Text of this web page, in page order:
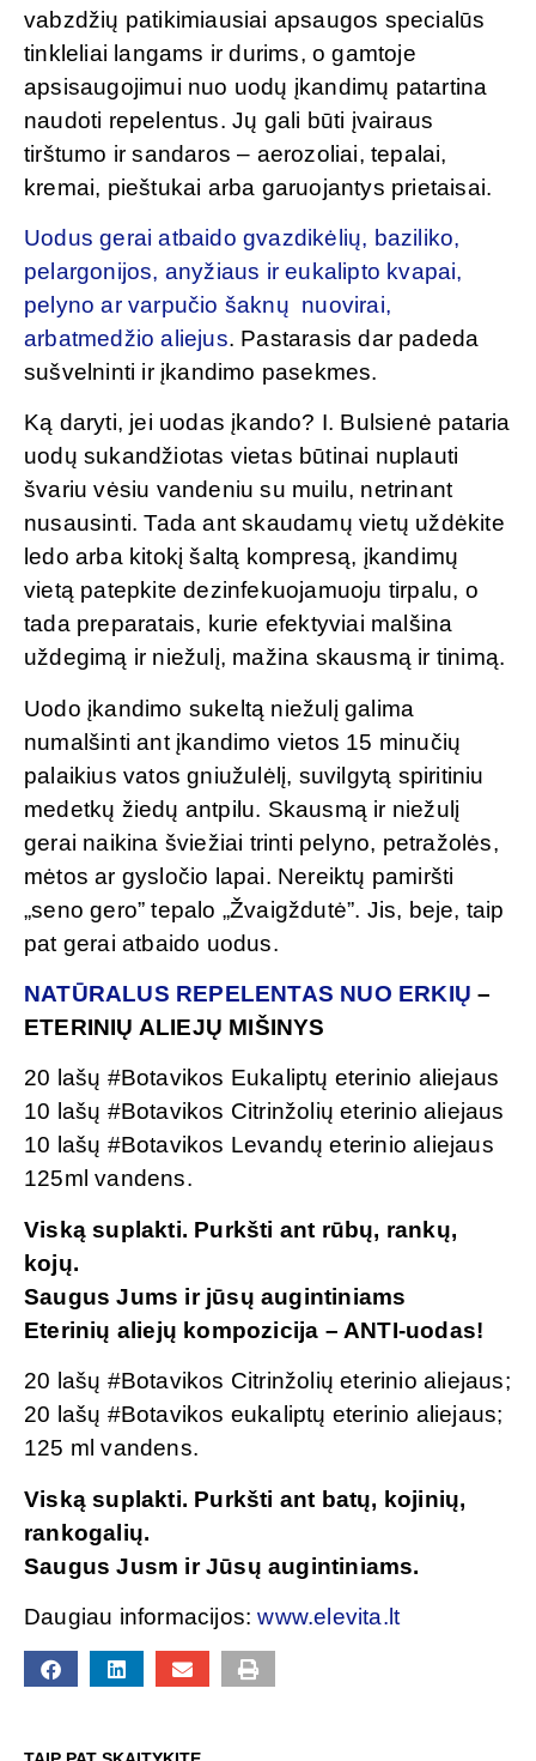
vabzdžių patikimiausiai apsaugos specialūs
tinkleliai langams ir durims, o gamtoje
apsisaugojimui nuo uodų įkandimų patartina
naudoti repelentus. Jų gali būti įvairaus
tirštumo ir sandaros – aerozoliai, tepalai,
kremai, pieštukai arba garuojantys prietaisai.
Uodus gerai atbaido gvazdikėlių, baziliko,
pelargonijos, anyžiaus ir eukalipto kvapai,
pelyno ar varpučio šaknų nuovirai,
arbatmedžio aliejus. Pastarasis dar padeda
sušvelninti ir įkandimo pasekmes.
Ką daryti, jei uodas įkando? I. Bulsienė pataria
uodų sukandžiotas vietas būtinai nuplauti
švariu vėsiu vandeniu su muilu, netrinant
nusausinti. Tada ant skaudamų vietų uždėkite
ledo arba kitokį šaltą kompresą, įkandimų
vietą patepkite dezinfekuojamuoju tirpalu, o
tada preparatais, kurie efektyviai malšina
uždegimą ir niežulį, mažina skausmą ir tinimą.
Uodo įkandimo sukeltą niežulį galima
numalšinti ant įkandimo vietos 15 minučių
palaikius vatos gniužulėlį, suvilgytą spiritiniu
medetkų žiedų antpilu. Skausmą ir niežulį
gerai naikina šviežiai trinti pelyno, petražolės,
mėtos ar gysločio lapai. Nereiktų pamiršti
„seno gero” tepalo „Žvaigždutė”. Jis, beje, taip
pat gerai atbaido uodus.
NATŪRALUS REPELENTAS NUO ERKIŲ –
ETERINIŲ ALIEJŲ MIŠINYS
20 lašų #Botavikos Eukaliptų eterinio aliejaus
10 lašų #Botavikos Citrinžolių eterinio aliejaus
10 lašų #Botavikos Levandų eterinio aliejaus
125ml vandens.
Viską suplakti. Purkšti ant rūbų, rankų,
kojų.
Saugus Jums ir jūsų augintiniams
Eterinių aliejų kompozicija – ANTI-uodas!
20 lašų #Botavikos Citrinžolių eterinio aliejaus;
20 lašų #Botavikos eukaliptų eterinio aliejaus;
125 ml vandens.
Viską suplakti. Purkšti ant batų, kojinių,
rankogalių.
Saugus Jusm ir Jūsų augintiniams.
Daugiau informacijos:www.elevita.lt